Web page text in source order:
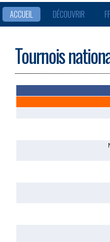
ACCUEIL DÉCOUVRIR
Tournois